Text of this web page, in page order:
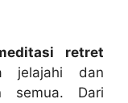
retret
jelajahi dan
semua. Dari